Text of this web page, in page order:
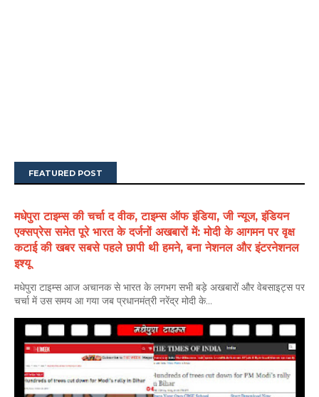
FEATURED POST
मधेपुरा टाइम्स की चर्चा द वीक, टाइम्स ऑफ इंडिया, जी न्यूज, इंडियन
एक्सप्रेस समेत पूरे भारत के दर्जनों अखबारों में: मोदी के आगमन पर वृक्ष
कटाई की खबर सबसे पहले छापी थी हमने, बना नेशनल और इंटरनेशनल
इश्यू
मधेपुरा टाइम्स आज अचानक से भारत के लगभग सभी बड़े अखबारों और वेबसाइट्स पर
चर्चा में उस समय आ गया जब प्रधानमंत्री नरेंद्र मोदी के...